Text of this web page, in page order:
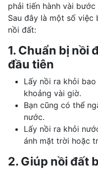
phải tiến hành vài
Sau đây là một số việc
nồi đất:
1. Chuẩn bị nồi
đầu tiên
Lấy nồi ra khỏi
khoảng vài giờ.
Bạn cũng có thể
nước.
Lấy nồi ra khỏi
ánh mặt trời hoặc
2. Giúp nồi đất